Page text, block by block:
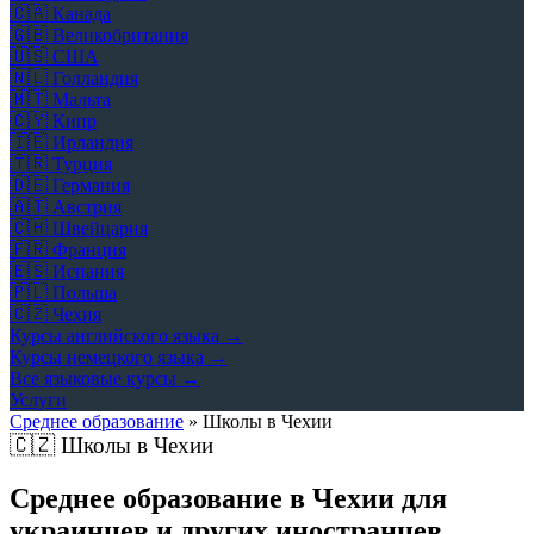
🇨🇦 Канада
🇬🇧 Великобритания
🇺🇸 США
🇳🇱 Голландия
🇲🇹 Мальта
🇨🇾 Кипр
🇮🇪 Ирландия
🇹🇷 Турция
🇩🇪 Германия
🇦🇹 Австрия
🇨🇭 Швейцария
🇫🇷 Франция
🇪🇸 Испания
🇵🇱 Польша
🇨🇿 Чехия
Курсы английского языка →
Курсы немецкого языка →
Все языковые курсы →
Услуги
Среднее образование » Школы в Чехии
🇨🇿Школы в Чехии
Среднее образование в Чехии для